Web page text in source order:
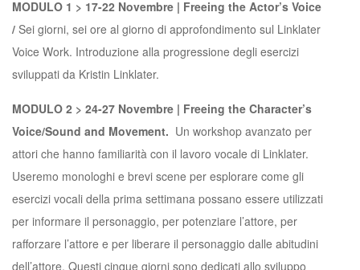
MODULO 1 > 17-22 Novembre | Freeing the Actor’s Voice
/ Sei giorni, sei ore al giorno di approfondimento sul Linklater
Voice Work. Introduzione alla progressione degli esercizi
sviluppati da Kristin Linklater.
MODULO 2 > 24-27 Novembre | Freeing the Character’s
Voice/Sound and Movement. Un workshop avanzato per
attori che hanno familiarità con il lavoro vocale di Linklater.
Useremo monologhi e brevi scene per esplorare come gli
esercizi vocali della prima settimana possano essere utilizzati
per informare il personaggio, per potenziare l’attore, per
rafforzare l’attore e per liberare il personaggio dalle abitudini
dell’attore. Questi cinque giorni sono dedicati allo sviluppo